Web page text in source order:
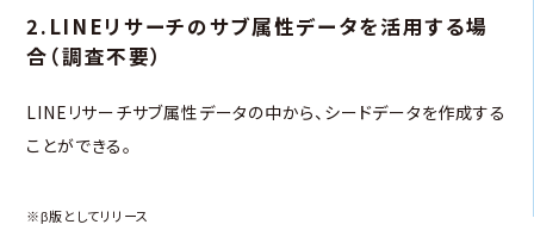
2.LINEリサーチのサブ属性データを活用する場
合（調査不要）
LINEリサーチサブ属性データの中から、シードデータを作成する
ことができる。
※β版としてリリース